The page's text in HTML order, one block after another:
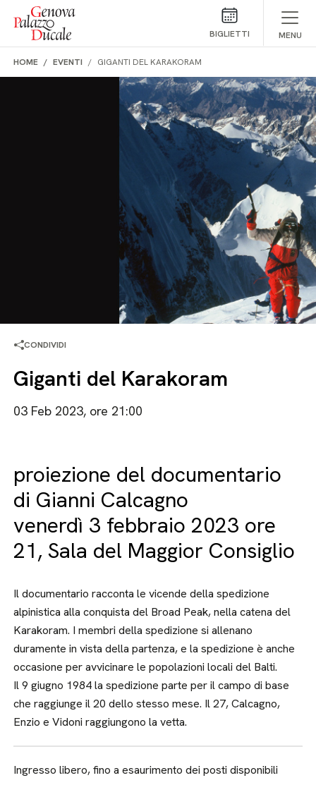
Salta al contenuto
BIGLIETTI MENU
HOME EVENTI GIGANTI DEL KARAKORAM
CONDIVIDI
Giganti del Karakoram
03 Feb 2023, ore 21:00
proiezione del documentario
di Gianni Calcagno
venerdì 3 febbraio 2023 ore
21, Sala del Maggior Consiglio
Il documentario racconta le vicende della spedizione
alpinistica alla conquista del Broad Peak, nella catena del
Karakoram. I membri della spedizione si allenano
duramente in vista della partenza, e la spedizione è anche
occasione per avvicinare le popolazioni locali del Balti.
Il 9 giugno 1984 la spedizione parte per il campo di base
che raggiunge il 20 dello stesso mese. Il 27, Calcagno,
Enzio e Vidoni raggiungono la vetta.
Ingresso libero, fino a esaurimento dei posti disponibili